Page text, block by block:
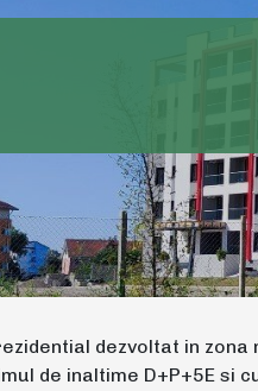
dezvoltat in
de inaltime D+P+5E